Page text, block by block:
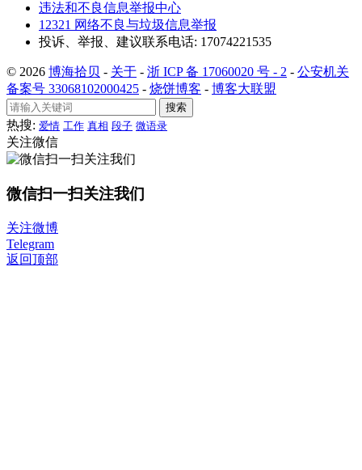
违法和不良信息举报中心
12321 网络不良与垃圾信息举报
投诉、举报、建议联系电话: 17074221535
© 2026 博海拾贝 - 关于 - 浙 ICP 备 17060020 号 - 2 - 公安机关
备案号 33068102000425 - 烧饼博客 - 博客大联盟
搜索
热搜: 爱情 工作 真相 段子 微语录
关注微信
微信扫一扫关注我们
关注微博
Telegram
返回顶部